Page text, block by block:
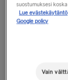
ulkopuolisia
Schengen-
Rajalla kaikkien
tarkastukset,
Nämä
suostumuksesi
Lue evästekäytäntö
Google policy
Vain